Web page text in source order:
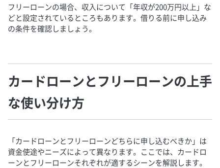
フリーローンの場合、収入について「年収が200万円以上」な
どと設定されているところもあります。借りる前に申し込み
の条件を確認しましょう。
カードローンとフリーローンの上手
な使い分け方
「カードローンとフリーローンどちらに申し込むべきか」は
資金使途やニーズによって異なります。ここでは、カードロ
ーンとフリーローンそれぞれが適するシーンを解説します。